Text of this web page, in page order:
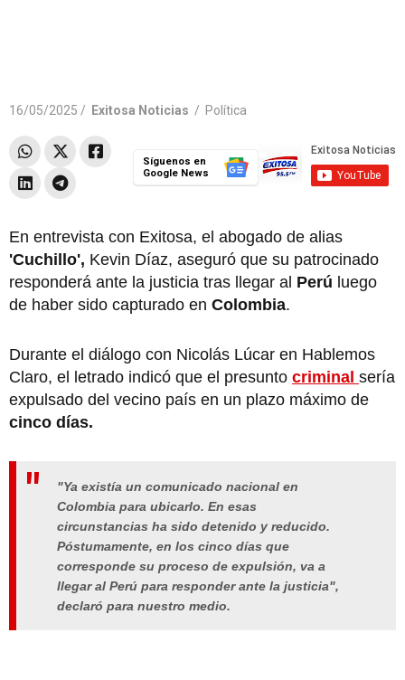
16/05/2025 / Exitosa Noticias / Política
Síguenos en
Google News
En entrevista con Exitosa, el abogado de alias
'Cuchillo', Kevin Díaz, aseguró que su patrocinado
responderá ante la justicia tras llegar al Perú luego
de haber sido capturado en Colombia.
Durante el diálogo con Nicolás Lúcar en Hablemos
Claro, el letrado indicó que el presunto criminal sería
expulsado del vecino país en un plazo máximo de
cinco días.
"Ya existía un comunicado nacional en
Colombia para ubicarlo. En esas
circunstancias ha sido detenido y reducido.
Póstumamente, en los cinco días que
corresponde su proceso de expulsión, va a
llegar al Perú para responder ante la justicia",
declaró para nuestro medio.